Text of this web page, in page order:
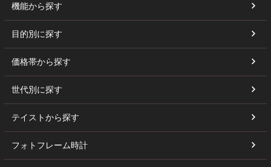
機能から探す
目的別に探す
価格帯から探す
世代別に探す
テイストから探す
フォトフレーム時計